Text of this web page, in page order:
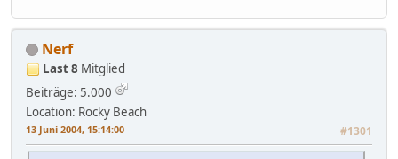
Nerf
Last 8 Mitglied
Beiträge: 5.000
Location: Rocky Beach
13 Juni 2004, 15:14:00 #1301